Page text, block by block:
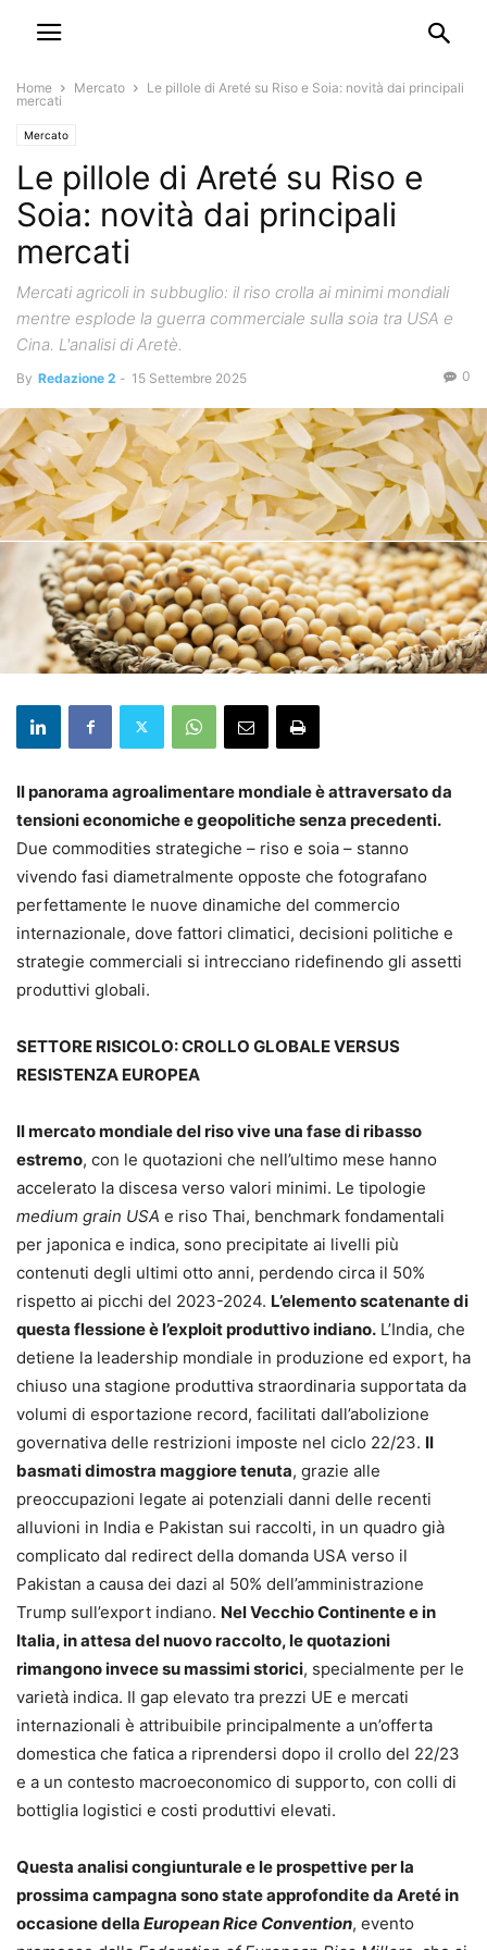
Home Mercato
Le pillole di Areté su Riso e Soia: novità dai principali
mercati
Mercato
Le pillole di Areté su Riso e
Soia: novità dai principali
mercati
Mercati agricoli in subbuglio: il riso crolla ai minimi mondiali
mentre esplode la guerra commerciale sulla soia tra USA e
Cina. L'analisi di Aretè.
By Redazione 2 - 15 Settembre 2025 0
Il panorama agroalimentare mondiale è attraversato da
tensioni economiche e geopolitiche senza precedenti.
Due commodities strategiche – riso e soia – stanno
vivendo fasi diametralmente opposte che fotografano
perfettamente le nuove dinamiche del commercio
internazionale, dove fattori climatici, decisioni politiche e
strategie commerciali si intrecciano ridefinendo gli assetti
produttivi globali.
SETTORE RISICOLO: CROLLO GLOBALE VERSUS
RESISTENZA EUROPEA
Il mercato mondiale del riso vive una fase di ribasso
estremo, con le quotazioni che nell’ultimo mese hanno
accelerato la discesa verso valori minimi. Le tipologie
medium grain USA e riso Thai, benchmark fondamentali
per japonica e indica, sono precipitate ai livelli più
contenuti degli ultimi otto anni, perdendo circa il 50%
rispetto ai picchi del 2023-2024. L’elemento scatenante di
questa flessione è l’exploit produttivo indiano. L’India, che
detiene la leadership mondiale in produzione ed export, ha
chiuso una stagione produttiva straordinaria supportata da
volumi di esportazione record, facilitati dall’abolizione
governativa delle restrizioni imposte nel ciclo 22/23. Il
basmati dimostra maggiore tenuta, grazie alle
preoccupazioni legate ai potenziali danni delle recenti
alluvioni in India e Pakistan sui raccolti, in un quadro già
complicato dal redirect della domanda USA verso il
Pakistan a causa dei dazi al 50% dell’amministrazione
Trump sull’export indiano. Nel Vecchio Continente e in
Italia, in attesa del nuovo raccolto, le quotazioni
rimangono invece su massimi storici, specialmente per le
varietà indica. Il gap elevato tra prezzi UE e mercati
internazionali è attribuibile principalmente a un’offerta
domestica che fatica a riprendersi dopo il crollo del 22/23
e a un contesto macroeconomico di supporto, con colli di
bottiglia logistici e costi produttivi elevati.
Questa analisi congiunturale e le prospettive per la
prossima campagna sono state approfondite da Areté in
occasione della European Rice Convention, evento